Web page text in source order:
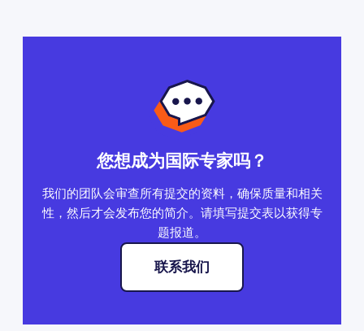
您想成为国际专家吗？
我们的团队会审查所有提交的资料，确保质量和相关
性，然后才会发布您的简介。请填写提交表以获得专
题报道。
联系我们